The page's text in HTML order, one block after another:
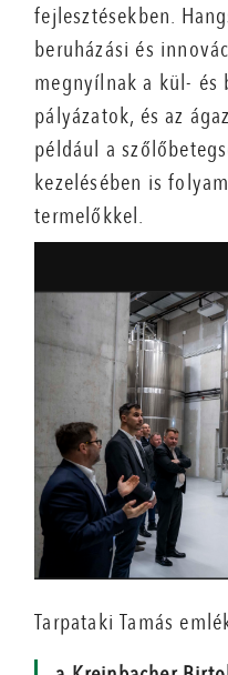
fejlesztésekben.
beruházási és
megnyílnak a kül- és
pályázatok, és az
például a
kezelésében is
termelőkkel.
Tarpataki Tamás